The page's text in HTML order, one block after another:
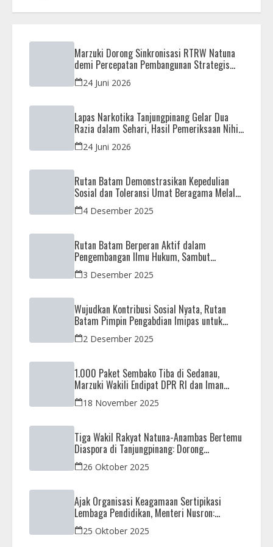
Marzuki Dorong Sinkronisasi RTRW Natuna
demi Percepatan Pembangunan Strategis
Daerah
24 Juni 2026
Lapas Narkotika Tanjungpinang Gelar Dua
Razia dalam Sehari, Hasil Pemeriksaan Nihil
Barang Terlarang
24 Juni 2026
Rutan Batam Demonstrasikan Kepedulian
Sosial dan Toleransi Umat Beragama Melalui
Doa Bersama Korban Bencana
4 Desember 2025
Rutan Batam Berperan Aktif dalam
Pengembangan Ilmu Hukum, Sambut
Kunjungan Observasi Mahasiswa UIB
3 Desember 2025
Wujudkan Kontribusi Sosial Nyata, Rutan
Batam Pimpin Pengabdian Imipas untuk
Negeri di Masjid Syahrom Ba’dawi
2 Desember 2025
1.000 Paket Sembako Tiba di Sedanau,
Marzuki Wakili Endipat DPR RI dan Iman
Sutiawan Kawal Reses di Natuna
18 November 2025
Tiga Wakil Rakyat Natuna-Anambas Bertemu
Diaspora di Tanjungpinang: Dorong
Pemekaran Provinsi dan Jamin Pemerataan
Pembangunan
26 Oktober 2025
Ajak Organisasi Keagamaan Sertipikasi
Lembaga Pendidikan, Menteri Nusron:
Sebagai Early Warning System
25 Oktober 2025